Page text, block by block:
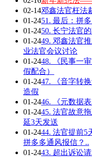
02-14邓鑫法官枉法
01-2451. 最后：拼
01-2450. 长宁法官
01-2449. 邓鑫法官
业法官会议讨论
01-2448. 《民事一
假配合）
01-2447. 《音字转
造假
01-2446. 《元数据
01-2445. 法官故意
延3天发送
01-2444. 法官提前5
拼多多通风报信？..
01-2443. 超出诉讼